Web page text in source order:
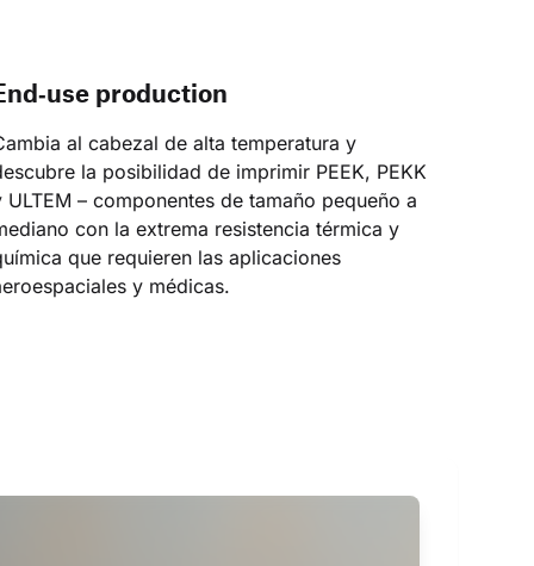
production
al cabezal de alta temperatura y
la posibilidad de imprimir PEEK, PEKK
ULTEM – componentes de tamaño pequeño a
con la extrema resistencia térmica y
que requieren las aplicaciones
y médicas.